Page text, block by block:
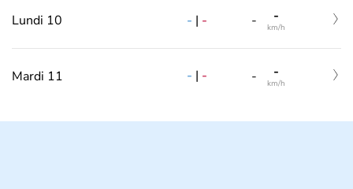
Lundi 10 - | - - -
km/h
Mardi 11 - | - - -
km/h